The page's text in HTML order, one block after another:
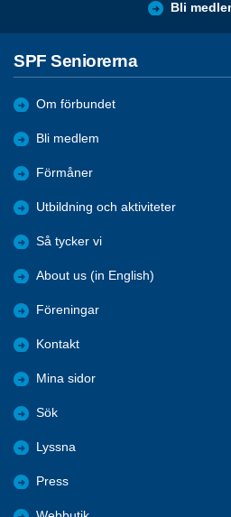
Bli
SPF Seniorerna
Om förbundet
Bli medlem
Förmåner
Utbildning och aktiviteter
Så tycker vi
About us (in English)
Föreningar
Kontakt
Mina sidor
Sök
Lyssna
Press